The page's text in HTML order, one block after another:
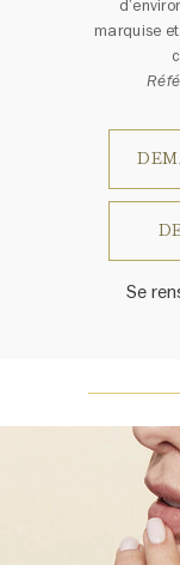
marquise
Se
poids
de